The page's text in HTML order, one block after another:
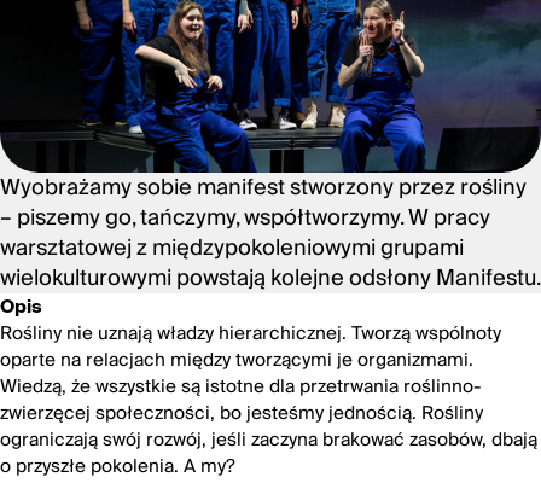
Wyobrażamy sobie manifest stworzony przez rośliny
– piszemy go, tańczymy, współtworzymy. W pracy
warsztatowej z międzypokoleniowymi grupami
wielokulturowymi powstają kolejne odsłony Manifestu.
Opis
Rośliny nie uznają władzy hierarchicznej. Tworzą wspólnoty
oparte na relacjach między tworzącymi je organizmami.
Wiedzą, że wszystkie są istotne dla przetrwania roślinno-
zwierzęcej społeczności, bo jesteśmy jednością. Rośliny
ograniczają swój rozwój, jeśli zaczyna brakować zasobów, dbają
o przyszłe pokolenia. A my?